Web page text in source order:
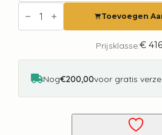
Fotobehang
Mumbai
City
Toevoegen
Prijsklasse:€
Nog€200,00voor gratis